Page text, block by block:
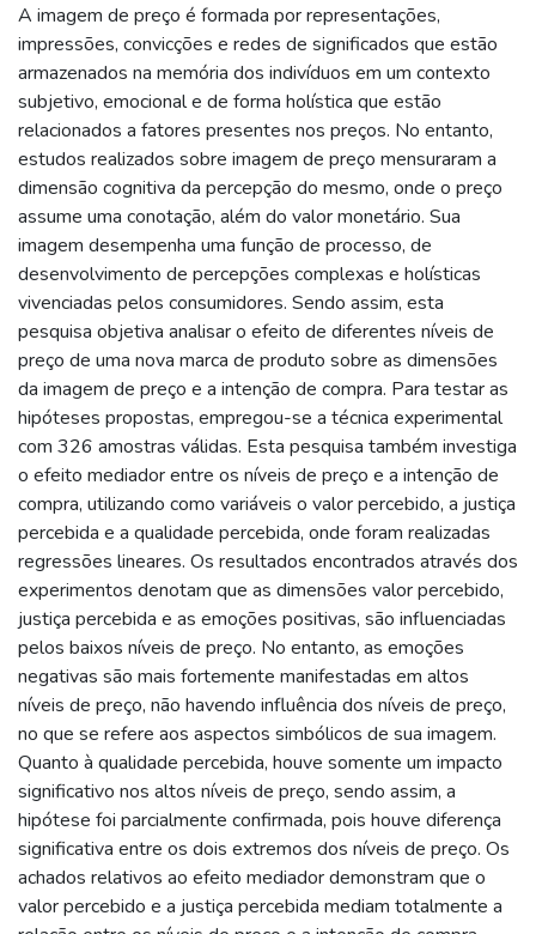
A imagem de preço é formada por representações,
impressões, convicções e redes de significados que estão
armazenados na memória dos indivíduos em um contexto
subjetivo, emocional e de forma holística que estão
relacionados a fatores presentes nos preços. No entanto,
estudos realizados sobre imagem de preço mensuraram a
dimensão cognitiva da percepção do mesmo, onde o preço
assume uma conotação, além do valor monetário. Sua
imagem desempenha uma função de processo, de
desenvolvimento de percepções complexas e holísticas
vivenciadas pelos consumidores. Sendo assim, esta
pesquisa objetiva analisar o efeito de diferentes níveis de
preço de uma nova marca de produto sobre as dimensões
da imagem de preço e a intenção de compra. Para testar as
hipóteses propostas, empregou-se a técnica experimental
com 326 amostras válidas. Esta pesquisa também investiga
o efeito mediador entre os níveis de preço e a intenção de
compra, utilizando como variáveis o valor percebido, a justiça
percebida e a qualidade percebida, onde foram realizadas
regressões lineares. Os resultados encontrados através dos
experimentos denotam que as dimensões valor percebido,
justiça percebida e as emoções positivas, são influenciadas
pelos baixos níveis de preço. No entanto, as emoções
negativas são mais fortemente manifestadas em altos
níveis de preço, não havendo influência dos níveis de preço,
no que se refere aos aspectos simbólicos de sua imagem.
Quanto à qualidade percebida, houve somente um impacto
significativo nos altos níveis de preço, sendo assim, a
hipótese foi parcialmente confirmada, pois houve diferença
significativa entre os dois extremos dos níveis de preço. Os
achados relativos ao efeito mediador demonstram que o
valor percebido e a justiça percebida mediam totalmente a